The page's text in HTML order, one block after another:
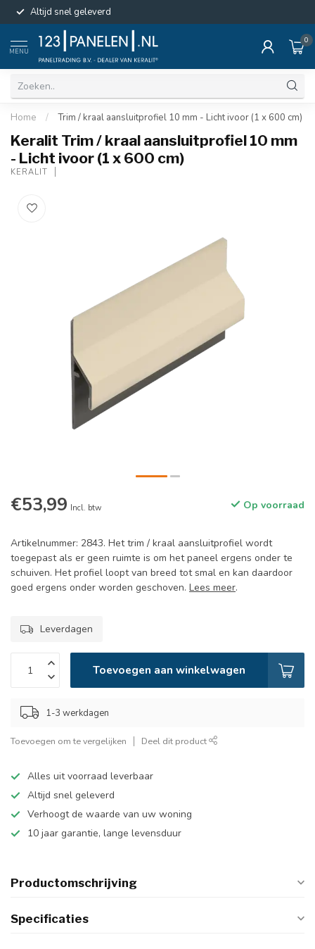
Altijd snel geleverd
MENU
0
Home / Trim / kraal aansluitprofiel 10 mm - Licht ivoor (1 x 600 cm)
Keralit Trim / kraal aansluitprofiel 10 mm
- Licht ivoor (1 x 600 cm)
KERALIT
€53,99 Incl. btw Op voorraad
Artikelnummer: 2843. Het trim / kraal aansluitprofiel wordt
toegepast als er geen ruimte is om het paneel ergens onder te
schuiven. Het profiel loopt van breed tot smal en kan daardoor
goed ergens onder worden geschoven. Lees meer.
Leverdagen
Toevoegen aan winkelwagen
1-3 werkdagen
Toevoegen om te vergelijken Deel dit product
Alles uit voorraad leverbaar
Altijd snel geleverd
Verhoogt de waarde van uw woning
10 jaar garantie, lange levensduur
Productomschrijving
Specificaties